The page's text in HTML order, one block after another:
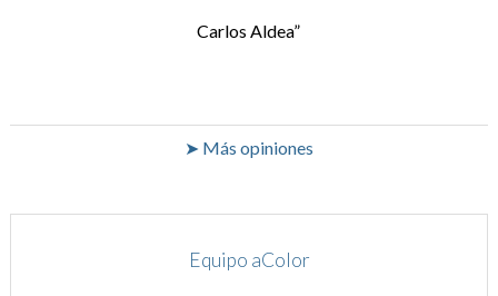
Carlos Aldea
➤ Más opiniones
Equipo aColor